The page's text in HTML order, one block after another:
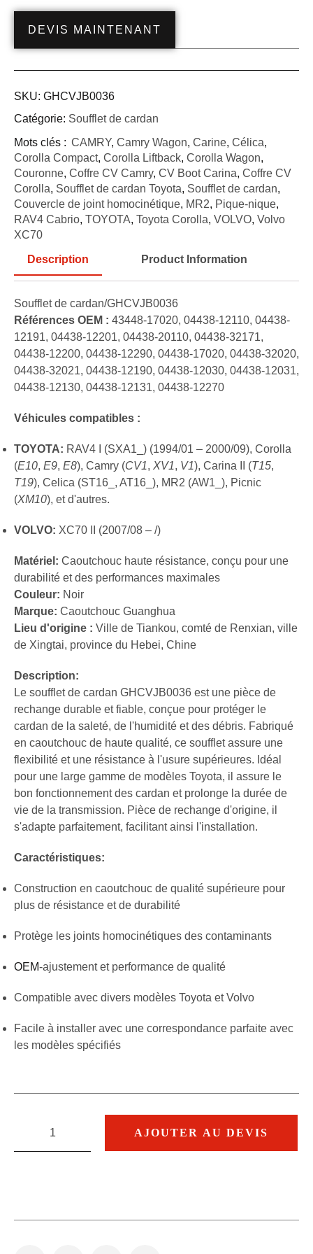
DEVIS MAINTENANT
SKU: GHCVJB0036
Catégorie: Soufflet de cardan
Mots clés : CAMRY, Camry Wagon, Carine, Célica,
Corolla Compact, Corolla Liftback, Corolla Wagon,
Couronne, Coffre CV Camry, CV Boot Carina, Coffre CV
Corolla, Soufflet de cardan Toyota, Soufflet de cardan,
Couvercle de joint homocinétique, MR2, Pique-nique,
RAV4 Cabrio, TOYOTA, Toyota Corolla, VOLVO, Volvo
XC70
Description Product Information
Soufflet de cardan/GHCVJB0036
Références OEM : 43448-17020, 04438-12110, 04438-
12191, 04438-12201, 04438-20110, 04438-32171,
04438-12200, 04438-12290, 04438-17020, 04438-32020,
04438-32021, 04438-12190, 04438-12030, 04438-12031,
04438-12130, 04438-12131, 04438-12270
Véhicules compatibles :
TOYOTA: RAV4 I (SXA1_) (1994/01 – 2000/09), Corolla
(E10, E9, E8), Camry (CV1, XV1, V1), Carina II (T15,
T19), Celica (ST16_, AT16_), MR2 (AW1_), Picnic
(XM10), et d'autres.
VOLVO: XC70 II (2007/08 – /)
Matériel: Caoutchouc haute résistance, conçu pour une
durabilité et des performances maximales
Couleur: Noir
Marque: Caoutchouc Guanghua
Lieu d'origine : Ville de Tiankou, comté de Renxian, ville
de Xingtai, province du Hebei, Chine
Description:
Le soufflet de cardan GHCVJB0036 est une pièce de
rechange durable et fiable, conçue pour protéger le
cardan de la saleté, de l'humidité et des débris. Fabriqué
en caoutchouc de haute qualité, ce soufflet assure une
flexibilité et une résistance à l'usure supérieures. Idéal
pour une large gamme de modèles Toyota, il assure le
bon fonctionnement des cardan et prolonge la durée de
vie de la transmission. Pièce de rechange d'origine, il
s'adapte parfaitement, facilitant ainsi l'installation.
Caractéristiques:
Construction en caoutchouc de qualité supérieure pour
plus de résistance et de durabilité
Protège les joints homocinétiques des contaminants
OEM-ajustement et performance de qualité
Compatible avec divers modèles Toyota et Volvo
Facile à installer avec une correspondance parfaite avec
les modèles spécifiés
AJOUTER AU DEVIS